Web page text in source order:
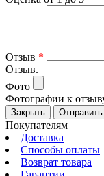
Отзыв *
Отзыв.
Фото
Фотографии к
Закрыть Отправить
Покупателям
Доставка
Способы оплаты
Возврат товара